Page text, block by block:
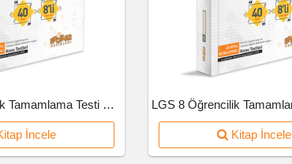
LGS 8 Öğrencilik Tamamlama Testi Matematik
İncele Kitap İncele